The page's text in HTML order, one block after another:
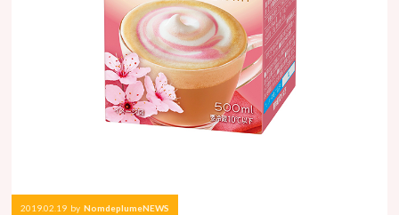
2019.02.19 by NomdeplumeNEWS